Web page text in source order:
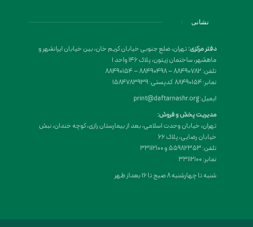
نشانی
دفتر مرکزی:تهران، ضلع جنوبی خیابان کریم خان، بین خیابان ایرانشهر و
ماهشهر، ساختمان زیتون، پلاک 146 واحد 1
تلفن: 88490782 – 88490498 – 88490154
نمابر: 88490154 کدپستی: 1584783939
ایمیل: print@daftarnashr.org
مدیریت پخش و فروش:
تهران، خیابان وحدت اسلامی، بعد از بیمارستان رازی، کوچه خندان، نبش
خیابان رضایی، پلاک ۶۶
تلفن: 55982353 و 33112100
نمابر: 33112100
شنبه تا چهارشنبه 8 صبح تا 16 بعداز ظهر